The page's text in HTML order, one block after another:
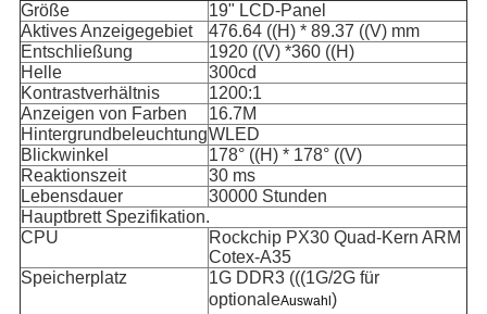
Größe
19" LCD-Panel
Aktives Anzeigegebiet
476.64 ((H) * 89.37 ((V) mm
Entschließung
1920 ((V) *360 ((H)
Helle
300cd
Kontrastverhältnis
1200:1
Anzeigen von Farben
16.7M
HintergrundbeleuchtungWLED
Blickwinkel
178° ((H) * 178° ((V)
Reaktionszeit
30 ms
Lebensdauer
30000 Stunden
Hauptbrett Spezifikation.
CPU
Rockchip PX30 Quad-Kern ARM
Cotex-A35
Speicherplatz
1G DDR3 (((1G/2G für
optionaleAuswahl )